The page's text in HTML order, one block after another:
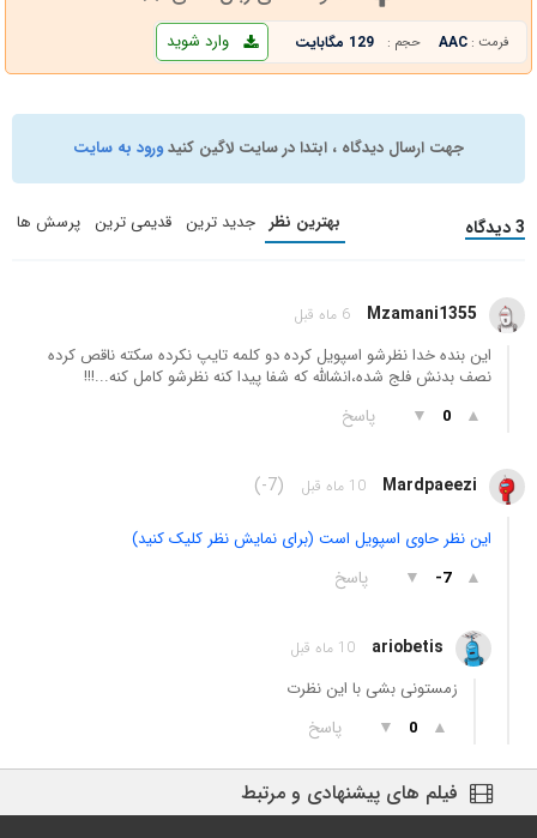
فرمت : AAC حجم : 129 مگابایت وارد شوید
جهت ارسال دیدگاه ، ابتدا در سایت لاگین کنیدورود به سایت
3 دیدگاه بهترین نظر جدید ترین قدیمی ترین پرسش ها
Mzamani1355 6 ماه قبل
این بنده خدا نظرشو اسپویل کرده دو کلمه تایپ نکرده سکته ناقص کرده
نصف بدنش فلج شده،انشالله که شفا پیدا کنه نظرشو کامل کنه...!!!
▲
0
▼ پاسخ
Mardpaeezi 10 ماه قبل (-7)
این نظر حاوی اسپویل است (برای نمایش نظر کلیک کنید)
▲
-7
▼ پاسخ
ariobetis 10 ماه قبل
زمستونی بشی با این نظرت
▲
0
▼ پاسخ
فیلم های پیشنهادی و مرتبط